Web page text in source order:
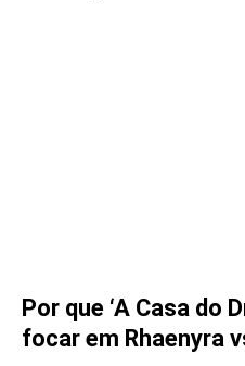
Por que ‘A Casa do
focar em Rhaenyra